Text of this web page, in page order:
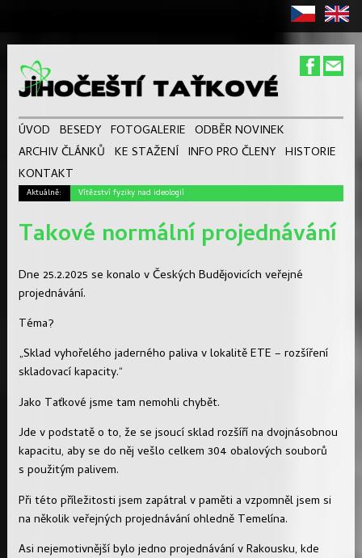
ÚVOD BESEDY FOTOGALERIE ODBĚR NOVINEK
ARCHIV ČLÁNKŮ KE STAŽENÍ INFO PRO ČLENY HISTORIE
KONTAKT
Aktuálně: Vítězství fyziky nad ideologií
Takové normální projednávání
Dne 25.2.2025 se konalo v Českých Budějovicích veřejné
projednávání.
Téma?
„Sklad vyhořelého jaderného paliva v lokalitě ETE – rozšíření
skladovací kapacity.“
Jako Taťkové jsme tam nemohli chybět.
Jde v podstatě o to, že se jsoucí sklad rozšíří na dvojnásobnou
kapacitu, aby se do něj vešlo celkem 304 obalových souborů
s použitým palivem.
Při této příležitosti jsem zapátral v paměti a vzpomněl jsem si
na několik veřejných projednávání ohledně Temelína.
Asi nejemotivnější bylo jedno projednávání v Rakousku, kde